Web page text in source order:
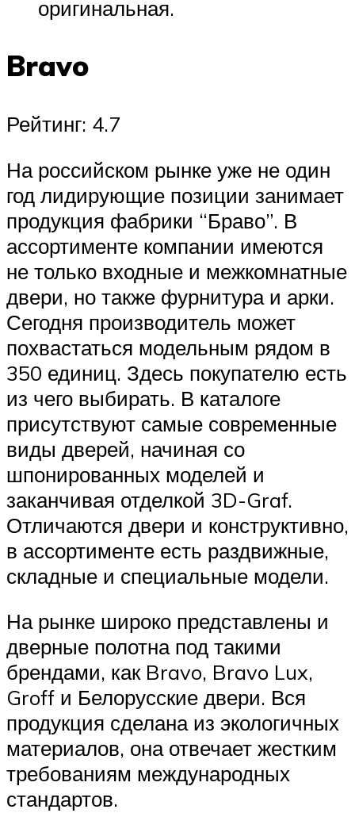
оригинальная.
Bravo
Рейтинг: 4.7
На российском рынке уже не один
год лидирующие позиции занимает
продукция фабрики “Браво”. В
ассортименте компании имеются
не только входные и межкомнатные
двери, но также фурнитура и арки.
Сегодня производитель может
похвастаться модельным рядом в
350 единиц. Здесь покупателю есть
из чего выбирать. В каталоге
присутствуют самые современные
виды дверей, начиная со
шпонированных моделей и
заканчивая отделкой 3D-Graf.
Отличаются двери и конструктивно,
в ассортименте есть раздвижные,
складные и специальные модели.
На рынке широко представлены и
дверные полотна под такими
брендами, как Bravo, Bravo Lux,
Groff и Белорусские двери. Вся
продукция сделана из экологичных
материалов, она отвечает жестким
требованиям международных
стандартов.